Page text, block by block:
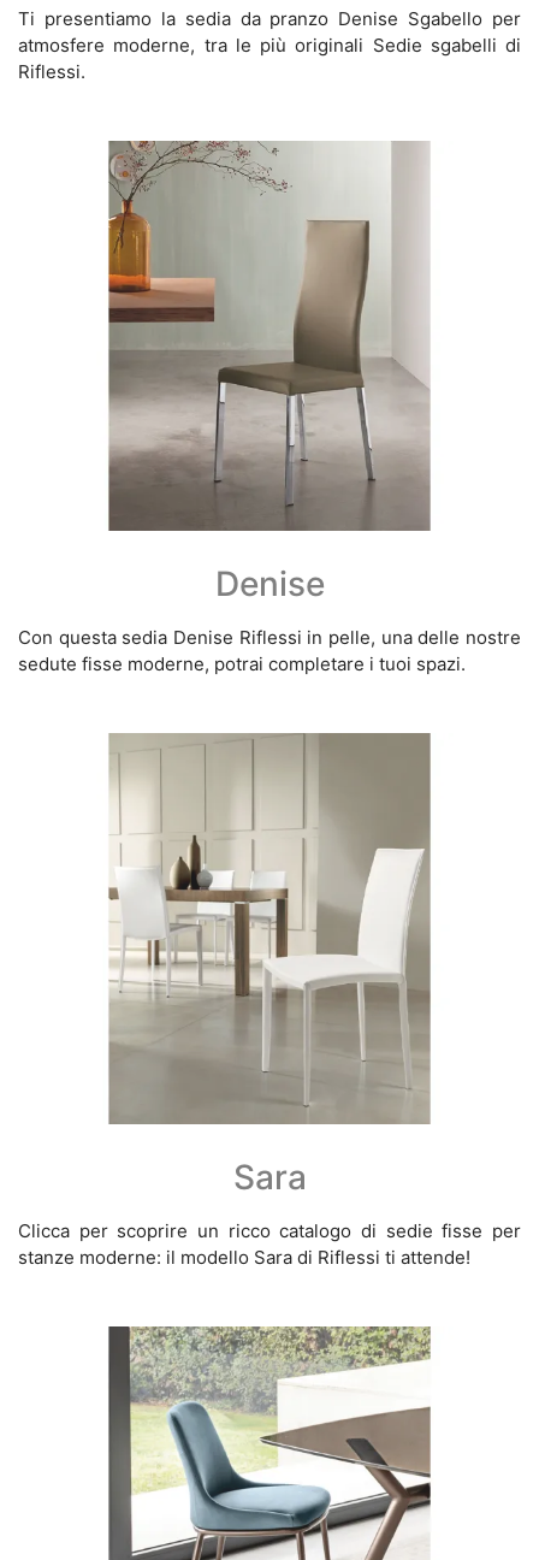
Ti presentiamo la sedia da pranzo Denise Sgabello per
atmosfere moderne, tra le più originali Sedie sgabelli di
Riflessi.
Denise
Con questa sedia Denise Riflessi in pelle, una delle nostre
sedute fisse moderne, potrai completare i tuoi spazi.
Sara
Clicca per scoprire un ricco catalogo di sedie fisse per
stanze moderne: il modello Sara di Riflessi ti attende!